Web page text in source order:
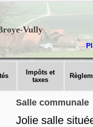
Vully
Impôts et
taxes
Salle communale
Jolie salle